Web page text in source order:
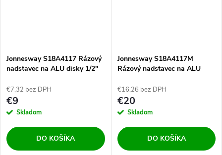
Jonnesway S18A4117 Rázový
nadstavec na ALU disky 1/2"
€7,32 bez DPH
€9
Skladom
DO KOŠÍKA
Jonnesway S18A4117M
Rázový nadstavec na ALU
vyhadzovačom
€16,26 bez DPH
€20
Skladom
DO KOŠÍKA